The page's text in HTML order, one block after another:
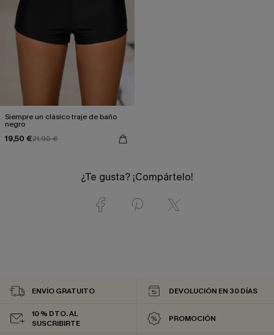
Siempre un clásico traje de baño
negro
19,50 €21,90 €
¿Te gusta? ¡Compártelo!
ENVÍO GRATUITO DEVOLUCIÓN EN 30 DÍAS
10 % DTO. AL
SUSCRIBIRTE
PROMOCIÓN